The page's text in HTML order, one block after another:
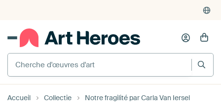
Cherche d'œuvres d'art
Accueil Collectie Notre fragilité par Carla Van Iersel